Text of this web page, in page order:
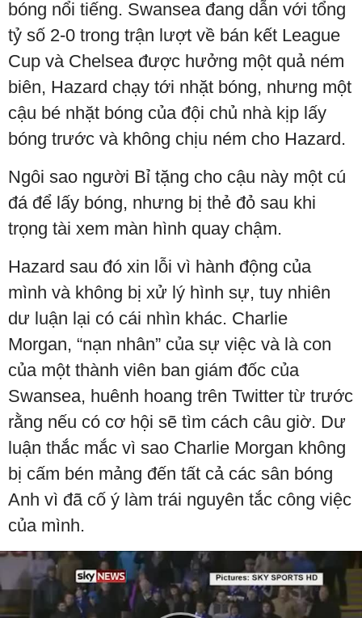
bóng nổi tiếng. Swansea đang dẫn với tổng
tỷ số 2-0 trong trận lượt về bán kết League
Cup và Chelsea được hưởng một quả ném
biên, Hazard chạy tới nhặt bóng, nhưng một
cậu bé nhặt bóng của đội chủ nhà kịp lấy
bóng trước và không chịu ném cho Hazard.
Ngôi sao người Bỉ tặng cho cậu này một cú
đá để lấy bóng, nhưng bị thẻ đỏ sau khi
trọng tài xem màn hình quay chậm.
Hazard sau đó xin lỗi vì hành động của
mình và không bị xử lý hình sự, tuy nhiên
dư luận lại có cái nhìn khác. Charlie
Morgan, “nạn nhân” của sự việc và là con
của một thành viên ban giám đốc của
Swansea, huênh hoang trên Twitter từ trước
rằng nếu có cơ hội sẽ tìm cách câu giờ. Dư
luận thắc mắc vì sao Charlie Morgan không
bị cấm bén mảng đến tất cả các sân bóng
Anh vì đã cố ý làm trái nguyên tắc công việc
của mình.